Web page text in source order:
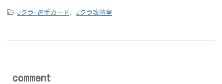
-Jクラ-選手カード , Jクラ攻略室
comment